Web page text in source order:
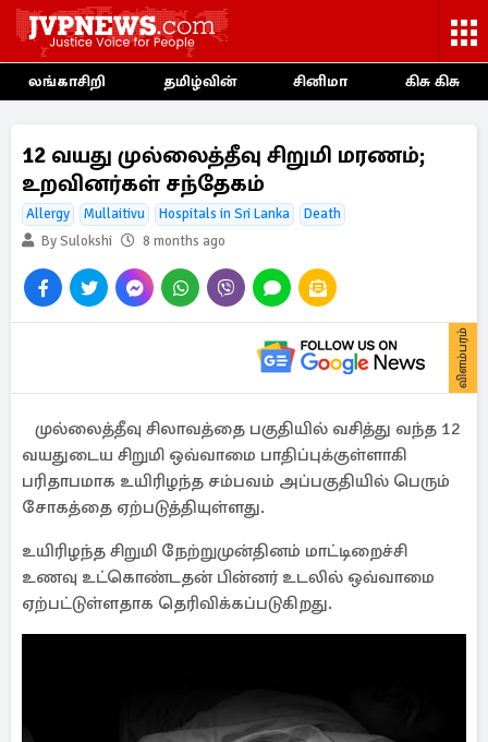
லங்காசிறி தமிழ்வின் சினிமா கிசு கிசு
12 வயது முல்லைத்தீவு சிறுமி மரணம்;
உறவினர்கள் சந்தேகம்
Allergy Mullaitivu Hospitals in Sri Lanka
Death
By Sulokshi
8 months ago
விளம்பரம்
முல்லைத்தீவு சிலாவத்தை பகுதியில் வசித்து வந்த 12
வயதுடைய சிறுமி ஒவ்வாமை பாதிப்புக்குள்ளாகி
பரிதாபமாக உயிரிழந்த சம்பவம் அப்பகுதியில் பெரும்
சோகத்தை ஏற்படுத்தியுள்ளது.
உயிரிழந்த சிறுமி நேற்றுமுன்தினம் மாட்டிறைச்சி
உணவு உட்கொண்டதன் பின்னர் உடலில் ஒவ்வாமை
ஏற்பட்டுள்ளதாக தெரிவிக்கப்படுகிறது.